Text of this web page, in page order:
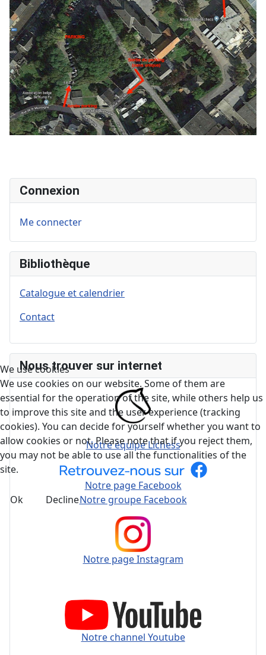
Connexion
Me connecter
Bibliothèque
Catalogue et calendrier
Contact
Nous trouver sur internet
Notre équipe Lichess
Notre page Facebook
Notre groupe Facebook
Notre page Instagram
Notre channel Youtube
We use cookies
We use cookies on our website. Some of them are
essential for the operation of the site, while others help us
to improve this site and the user experience (tracking
cookies). You can decide for yourself whether you want to
allow cookies or not. Please note that if you reject them,
you may not be able to use all the functionalities of the
site.
Ok Decline